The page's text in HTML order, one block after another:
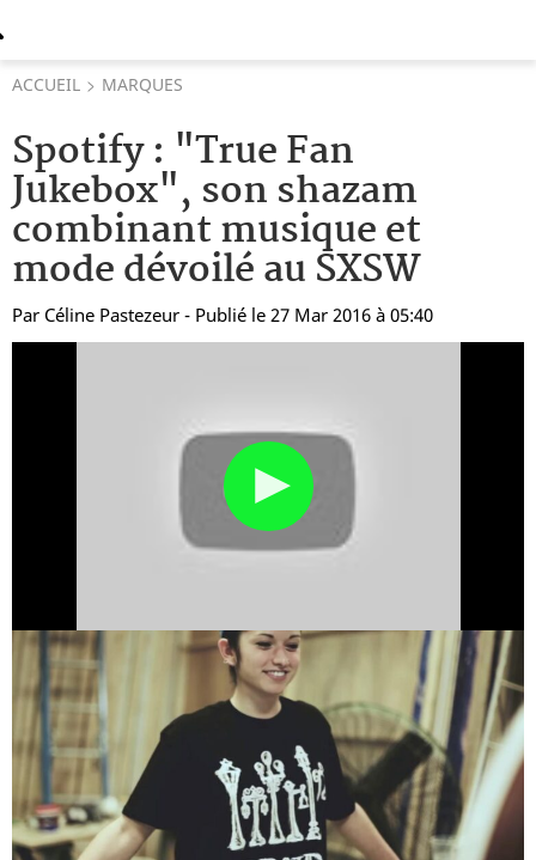
ACCUEIL MARQUES
Spotify : "True Fan
Jukebox", son shazam
combinant musique et
mode dévoilé au SXSW
Par Céline Pastezeur - Publié le 27 Mar 2016 à 05:40